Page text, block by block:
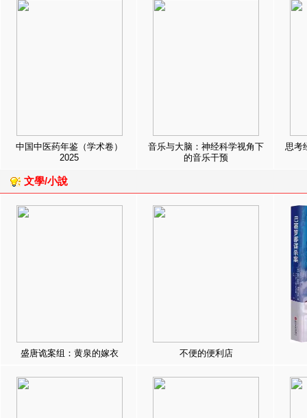
中国中医药年鉴（学术卷）
2025
音乐与大脑：神经科学视角下
的音乐干预
思考
文學/小說
盛唐诡案组：黄泉的嫁衣 不便的便利店